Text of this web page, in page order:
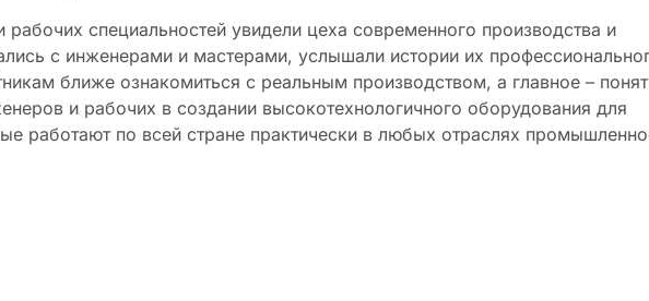
специальностей увидели цеха современного производства и
с инженерами и мастерами, услышали истории их
ближе ознакомиться с реальным производством, а главное –
и рабочих в создании высокотехнологичного оборудования для
работают по всей стране практически в любых отраслях